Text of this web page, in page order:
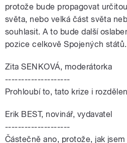
protože bude propagovat
světa, nebo velká část světa
souhlasit. A to bude další
pozice celkově Spojených států.
Zita SENKOVÁ, moderátorka
--------------------
Prohloubí to, tato krize i
Erik BEST, novinář, vydavatel
--------------------
Částečně ano, protože, jak